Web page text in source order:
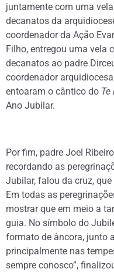
juntamente com uma
decanatos da
coordenador da Ação
Filho, entregou uma vela
decanatos ao padre
coordenador
entoaram o cântico do Te
Ano Jubilar.
Por fim, padre Joel
recordando as
Jubilar, falou da cruz,
Em todas as
mostrar que em meio a
guia. No símbolo do
formato de âncora, junto
principalmente nas
sempre conosco”,